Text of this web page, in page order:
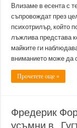
Влизаме в есента с
съпровождат през
психотрилър, който
лъжлива представа
майките ги
вниманието може да
Прочетете още »
Фредерик
усъмни в